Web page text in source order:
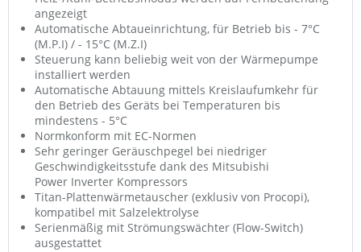
angezeigt
Automatische Abtaueinrichtung, für Betrieb bis - 7°C
(M.P.I) / - 15°C (M.Z.I)
Steuerung kann beliebig weit von der Wärmepumpe
installiert werden
Automatische Abtauung mittels Kreislaufumkehr für
den Betrieb des Geräts bei Temperaturen bis
mindestens - 5°C
Normkonform mit EC-Normen
Sehr geringer Geräuschpegel bei niedriger
Geschwindigkeitsstufe dank des Mitsubishi
Power Inverter Kompressors
Titan-Plattenwärmetauscher (exklusiv von Procopi),
kompatibel mit Salzelektrolyse
Serienmäßig mit Strömungswächter (Flow-Switch)
ausgestattet